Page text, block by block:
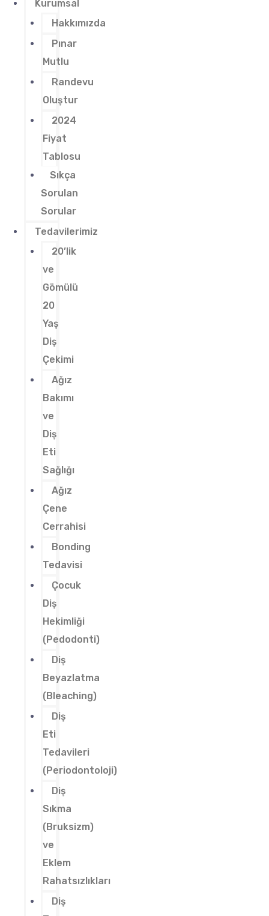
Kurumsal
Hakkımızda
Pınar
Mutlu
Randevu
Oluştur
2024
Fiyat
Tablosu
Sıkça
Sorulan
Sorular
Tedavilerimiz
20’lik
ve
Gömülü
20
Yaş
Diş
Çekimi
Ağız
Bakımı
ve
Diş
Eti
Sağlığı
Ağız
Çene
Cerrahisi
Bonding
Tedavisi
Çocuk
Diş
Hekimliği
(Pedodonti)
Diş
Beyazlatma
(Bleaching)
Diş
Eti
Tedavileri
(Periodontoloji)
Diş
Sıkma
(Bruksizm)
ve
Eklem
Rahatsızlıkları
Diş